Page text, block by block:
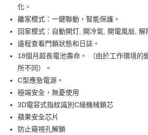
宅配
每筆NT$60，滿NT$499(含以上)免運費
化。
離家模式：一鍵聯動，智能保護。
回家模式：自動開灯, 開冷氣, 開電風扇, 解
遠程查看門鎖狀態和日誌。
18個月超長電池壽命。 （由於工作環境的
所不同）。
C型應急電源。
極端安全，無憂使用
3D電容式指紋識別C級機械鎖芯
蘋果安全芯片
防止窺視孔解鎖